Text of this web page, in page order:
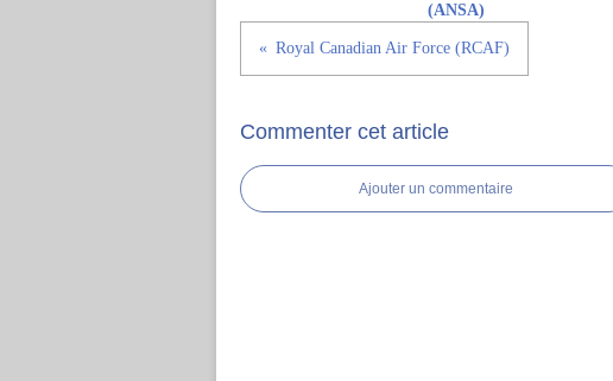
(ANSA)
Royal Canadian Air Force (RCAF)
Commenter cet article
Ajouter un commentaire